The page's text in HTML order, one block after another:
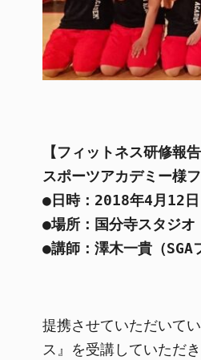
【フィットネス研修報告
スポーツアカデミー様
●日時：2018年4月12
●場所：国分寺スタジオ
●講師：澤木一貴（SGA
提携させていただいて
ス』を受講していただき